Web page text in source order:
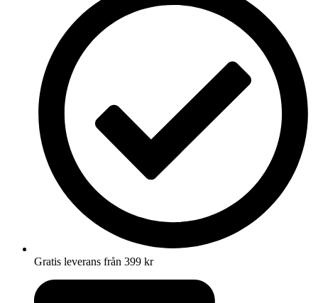
Gratis leverans från 399 kr